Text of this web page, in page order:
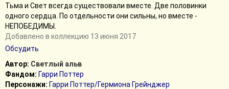
Тьма и Свет всегда существовали вместе. Две половинки
одного сердца. По отдельности они сильны, но вместе -
НЕПОБЕДИМЫ.
Добавлено в коллекцию 13 июня 2017
Обсудить
Автор: Светлый альв
Фандом: Гарри Поттер
Персонажи: Гарри Поттер/Гермиона Грейнджер